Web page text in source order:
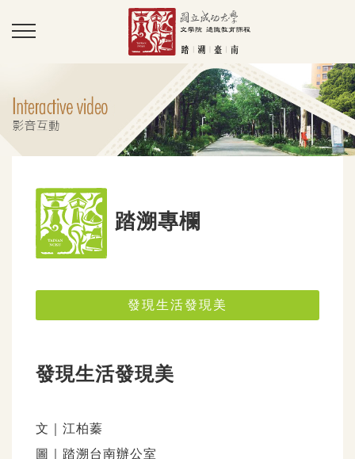
踏溯專欄
發現生活發現美
發現生活發現美
文｜江柏蓁
圖｜踏溯台南辦公室